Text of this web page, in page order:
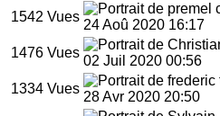
1542 Vues
24 Aoû 2020 16:17
1476 Vues
02 Juil 2020 00:56
1334 Vues
28 Avr 2020 20:50